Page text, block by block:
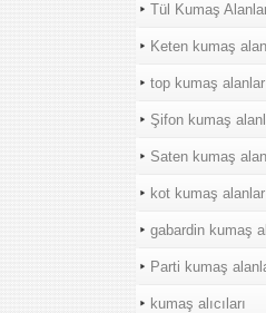
Tül Kumaş
Keten kumaş
top kumaş alanlar
Şifon kumaş
Saten kumaş
kot kumaş alanlar
gabardin kumaş
Parti kumaş
kumaş alıcıları